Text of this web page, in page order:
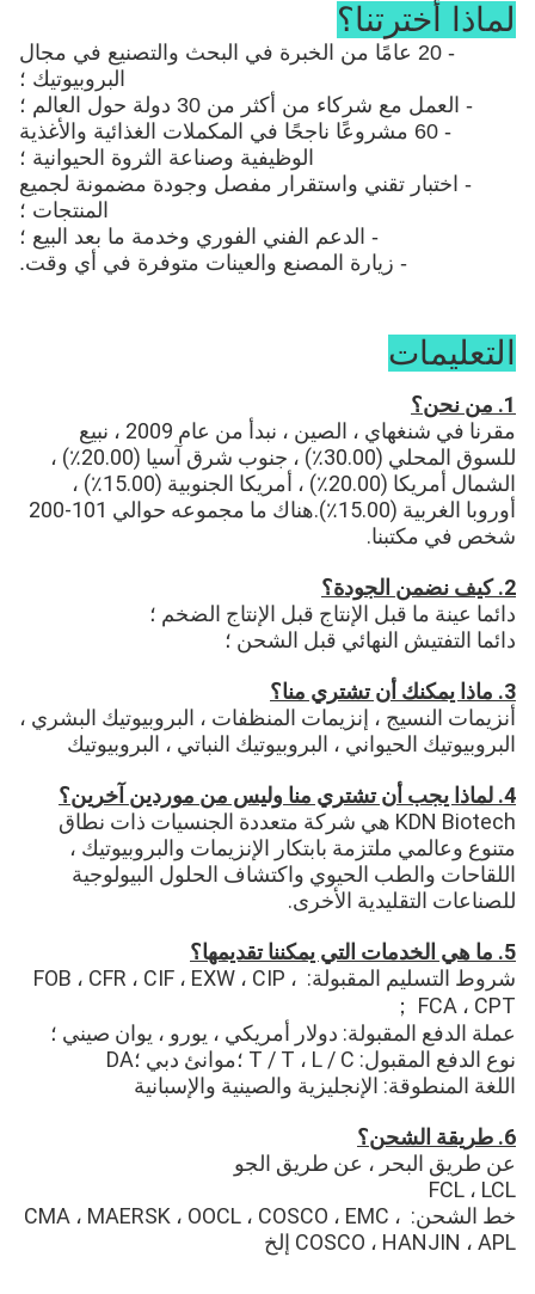
لماذا أخترتنا؟
- 20 عامًا من الخبرة في البحث والتصنيع في مجال
البروبيوتيك ؛
- العمل مع شركاء من أكثر من 30 دولة حول العالم ؛
- 60 مشروعًا ناجحًا في المكملات الغذائية والأغذية
الوظيفية وصناعة الثروة الحيوانية ؛
- اختبار تقني واستقرار مفصل وجودة مضمونة لجميع
المنتجات ؛
- الدعم الفني الفوري وخدمة ما بعد البيع ؛
- زيارة المصنع والعينات متوفرة في أي وقت.
التعليمات
1. من نحن؟
الشمال
شخص في مكتبنا.
2. كيف نضمن الجودة؟
دائما عينة ما قبل الإنتاج قبل الإنتاج الضخم ؛
دائما التفتيش النهائي قبل الشحن ؛
3. ماذا يمكنك أن تشتري منا؟
البروبيوتيك الحيواني ، البروبيوتيك النباتي ، البروبيوتيك
4. لماذا يجب أن تشتري منا وليس من موردين آخرين؟
متنوع وعالمي ملتزمة بابتكار الإنزيمات والبروبيوتيك ،
للصناعات التقليدية الأخرى.
5. ما هي الخدمات التي يمكننا تقديمها؟
شروط التسليم المقبولة: FOB ، CFR ، CIF ، EXW ، CIP ،
FCA ، CPT ；
عملة الدفع المقبولة: دولار أمريكي ، يورو ، يوان صيني ؛
نوع الدفع المقبول: T / T ، L / C ؛موانئ دبي ؛DA
اللغة المنطوقة: الإنجليزية والصينية والإسبانية
6. طريقة الشحن؟
عن طريق البحر ، عن طريق الجو
FCL ، LCL
خط الشحن: CMA ، MAERSK ، OOCL ، COSCO ، EMC ،
COSCO ، HANJIN ، APL إلخ